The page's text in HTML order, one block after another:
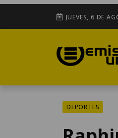
JUEVES, 6 DE
DEPORTES